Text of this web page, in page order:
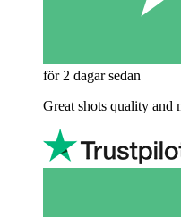
för 2 dagar sedan
Great shots quality and